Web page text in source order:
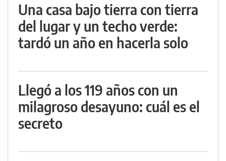
Una casa bajo tierra con tierra
del lugar y un techo verde:
tardó un año en hacerla solo
Llegó a los 119 años con un
milagroso desayuno: cuál es el
secreto